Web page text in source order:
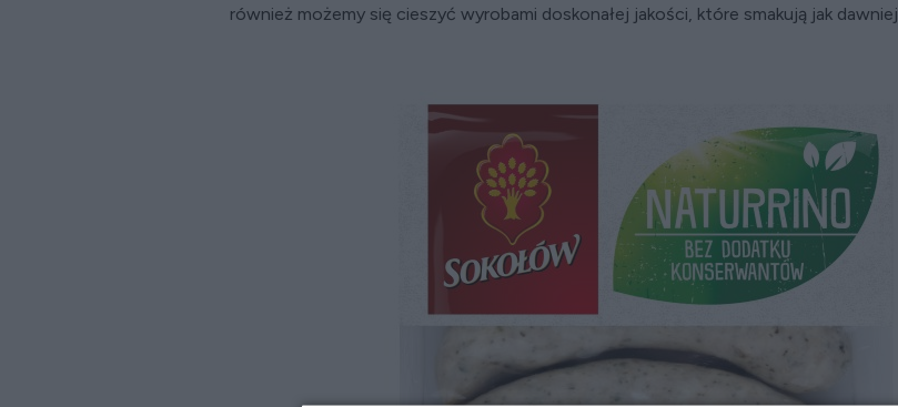
również możemy się cieszyć wyrobami doskonałej jakości, które smakują jak dawniej.